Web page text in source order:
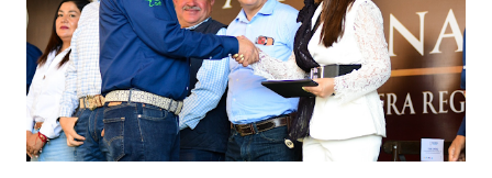
lo que se aplicará pintura en 66 casas. Posteriormente se
llevará este programa a Villas de Nuestra Señora de la
Asunción, Avenida Alameda y Decreto 27 de Septiembre, en
los edificios FOVISSSTE Ojo de Agua, en la comunidad
Norias de Paso Hondo y en los edificios de...